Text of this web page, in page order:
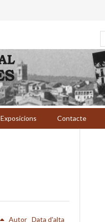
Exposicions Contacte
Autor Data d'alta